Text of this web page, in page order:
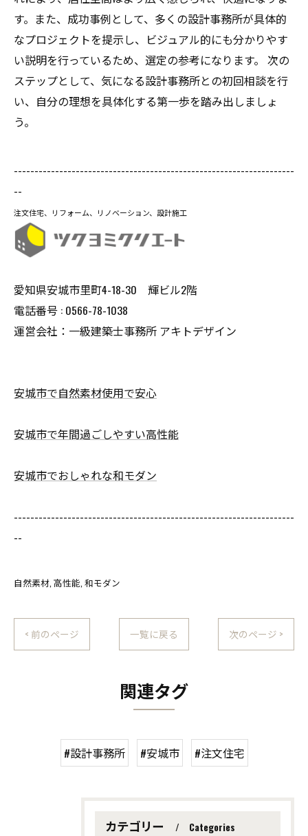
す。また、成功事例として、多くの設計事務所が具体的
なプロジェクトを提示し、ビジュアル的にも分かりやす
い説明を行っているため、選定の参考になります。 次の
ステップとして、気になる設計事務所との初回相談を行
い、自分の理想を具体化する第一歩を踏み出しましょ
う。
--------------------------------------------------------------------
--
注文住宅、リフォーム、リノベーション、設計施工
愛知県安城市里町4-18-30 輝ビル2階
電話番号 : 0566-78-1038
運営会社：一級建築士事務所 アキトデザイン
安城市で自然素材使用で安心
安城市で年間過ごしやすい高性能
安城市でおしゃれな和モダン
--------------------------------------------------------------------
--
自然素材 高性能 和モダン
< 前のページ 一覧に戻る 次のページ >
関連タグ
#設計事務所 #安城市 #注文住宅
カテゴリー Categories